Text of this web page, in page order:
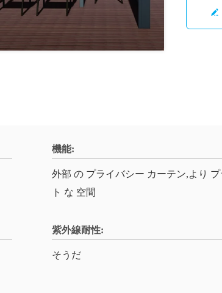
機能:
外部 の プライバシー カーテン,より
ト な 空間
紫外線耐性:
そうだ